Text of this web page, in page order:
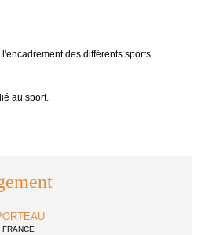
des différents sports.
au sport.